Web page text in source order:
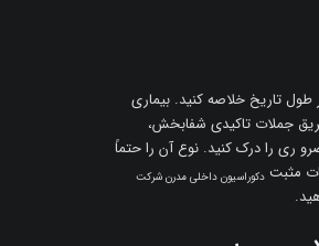
تاریخ خلاصه کنید. بیماری
جملات تاکیدی شفابخش،
ری را درک کنید. نوع آن را حتماً
مثبت دکوراسیون داخلی مدرن شرکت